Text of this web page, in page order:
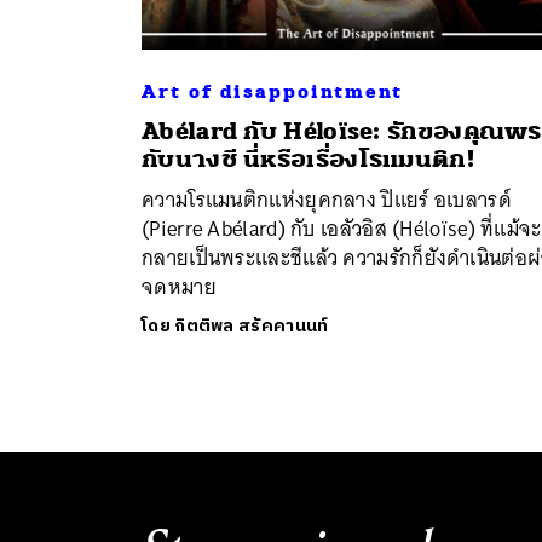
Art of disappointment
Abélard กับ Héloïse: รักของคุณพร
กับนางชี นี่หรือเรื่องโรแมนติก!
ความโรแมนติกแห่งยุคกลาง ปิแยร์ อเบลารด์
(Pierre Abélard) กับ เอลัวอิส (Héloïse) ที่แม้จะ
กลายเป็นพระและชีแล้ว ความรักก็ยังดำเนินต่อ
จดหมาย
โดย กิตติพล สรัคคานนท์